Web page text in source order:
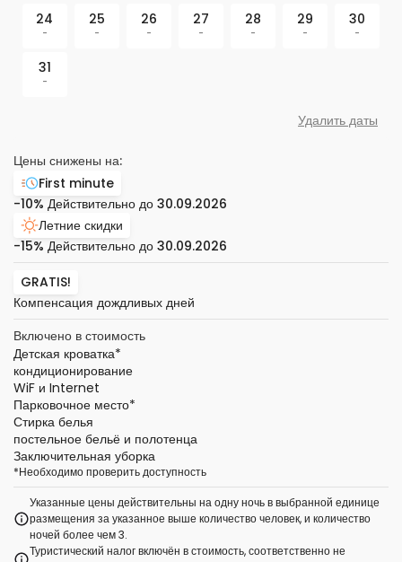
24
-
25
-
26
-
27
-
28
-
29
-
30
-
31
-
Удалить даты
Цены снижены на:
First minute
-10% Действительно до 30.09.2026
Летние скидки
-15% Действительно до 30.09.2026
GRATIS!
Компенсация дождливых дней
Включено в стоимость
Детская кроватка*
кондиционирование
WiF и Internet
Парковочное место*
Стирка белья
постельное бельё и полотенца
Заключительная уборка
*Необходимо проверить доступность
Указанные цены действительны на одну ночь в выбранной единице
размещения за указанное выше количество человек, и количество
ночей более чем 3.
Туристический налог включён в стоимость, соответственно не